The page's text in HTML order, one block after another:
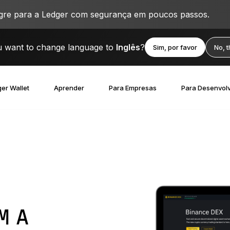
para a Ledger com segurança em poucos passos.
want to change language to Inglês? Sim, por favor No,
Wallet Aprender Para Empresas Para
A